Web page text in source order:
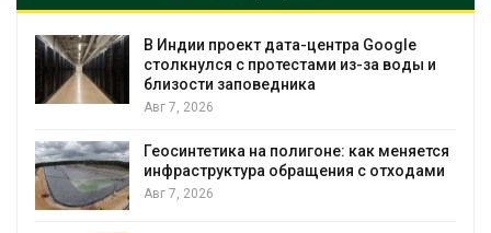
В Индии проект дата-центра Google
столкнулся с протестами из-за воды и
близости заповедника
Авг 7, 2026
Геосинтетика на полигоне: как меняется
инфраструктура обращения с отходами
Авг 7, 2026